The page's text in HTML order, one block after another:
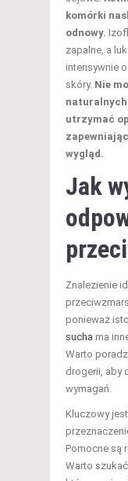
komórki
odnowy.
zapalne, a
intensywnie
skóry. Nie
utrzymać
wygląd.
Jak
Znalezienie
ponieważ
sucha ma
Warto
drogerii, aby
wymagań.
Kluczowy
Pomocne są
Warto